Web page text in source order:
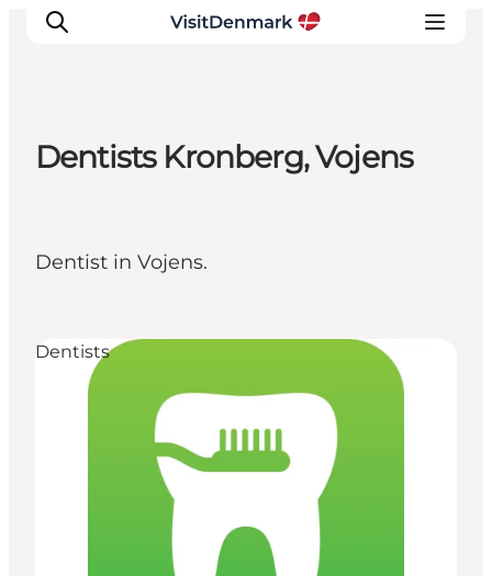
Quoi faire
Hébergements
Dentists Kronberg, Vojens
Dentist in Vojens.
Dentists